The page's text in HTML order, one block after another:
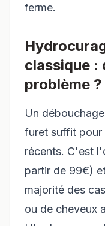
ferme.
classique :
problème ?
Un
furet suffit pour
récents. C'est
partir de 99€)
majorité des
ou de cheveux